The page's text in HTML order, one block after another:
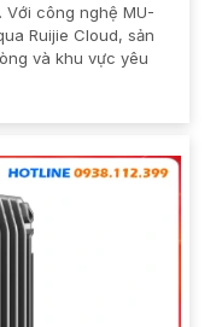
công nghệ MU-
Ruijie Cloud, sản
và khu vực yêu